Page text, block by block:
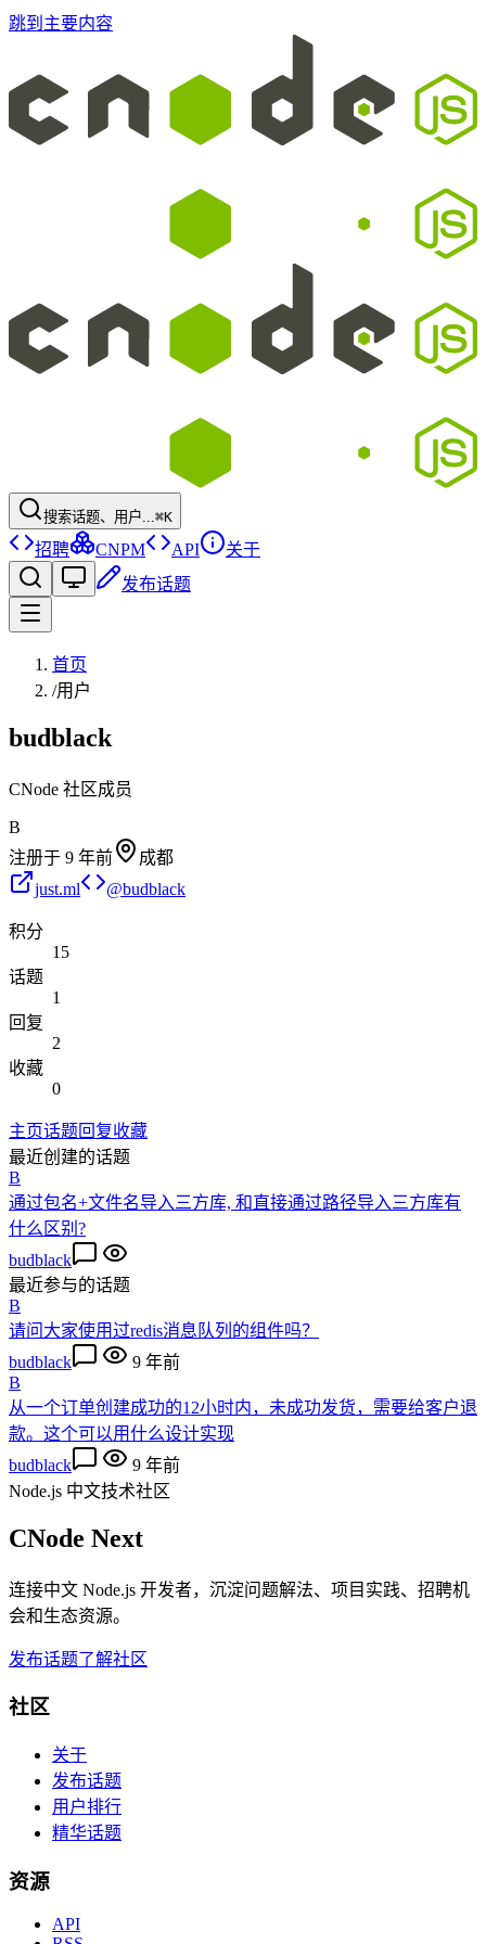
跳到主要内容
搜索话题、用户...⌘K
招聘 CNPM API
关于
发布话题
首页
/用户
budblack
CNode 社区成员
B
注册于 9 年前
成都
just.ml
@budblack
积分
15
话题
1
回复
2
收藏
0
主页话题回复收藏
最近创建的话题
B
通过包名+文件名导入三方库, 和直接通过路径导入三方库有
什么区别?
budblack
最近参与的话题
B
请问大家使用过redis消息队列的组件吗？
budblack
9 年前
B
从一个订单创建成功的12小时内，未成功发货，需要给客户退
款。这个可以用什么设计实现
budblack
9 年前
Node.js 中文技术社区
CNode Next
连接中文 Node.js 开发者，沉淀问题解法、项目实践、招聘机
会和生态资源。
发布话题了解社区
社区
关于
发布话题
用户排行
精华话题
资源
API